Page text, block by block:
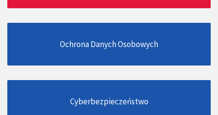
Ochrona Danych Osobowych
Cyberbezpieczeństwo